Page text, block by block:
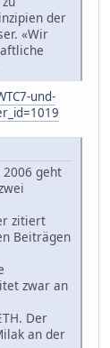
der
«Wir
und-
geht
zitiert
Beiträgen
zwar an
Der
an der